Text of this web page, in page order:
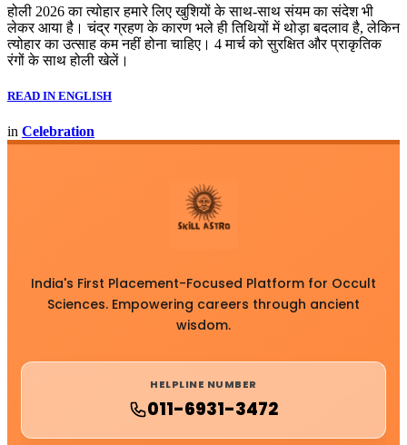
होली 2026 का त्योहार हमारे लिए खुशियों के साथ-साथ संयम का संदेश भी
लेकर आया है। चंद्र ग्रहण के कारण भले ही तिथियों में थोड़ा बदलाव है, लेकिन
त्योहार का उत्साह कम नहीं होना चाहिए। 4 मार्च को सुरक्षित और प्राकृतिक
रंगों के साथ होली खेलें।
READ IN ENGLISH
in Celebration
India's First Placement-Focused Platform for Occult
Sciences. Empowering careers through ancient
wisdom.
HELPLINE NUMBER
011-6931-3472